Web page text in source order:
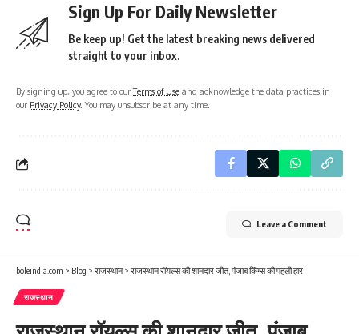
Sign Up For Daily Newsletter
Be keep up! Get the latest breaking news delivered
straight to your inbox.
By signing up, you agree to ourTerms of Use and acknowledge the data practices in
our Privacy Policy. You may unsubscribe at any time.
Leave a Comment
boleindia.com > Blog > राजस्थान> राजस्थान रॉयल्स की शानदार जीत, पंजाब किंग्स की पहली हार
राजस्थान